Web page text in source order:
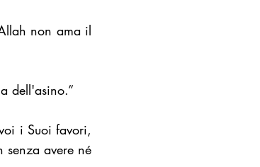
non ama il
dell'asino.”
i Suoi favori,
avere né